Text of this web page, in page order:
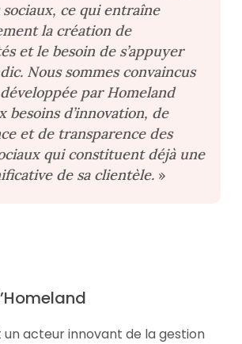
ce qui entraîne
la création de
et le besoin de s’appuyer
Nous sommes convaincus
par Homeland
besoins d’innovation, de
et de transparence des
qui constituent déjà une
de sa clientèle. »
un acteur innovant de la gestion